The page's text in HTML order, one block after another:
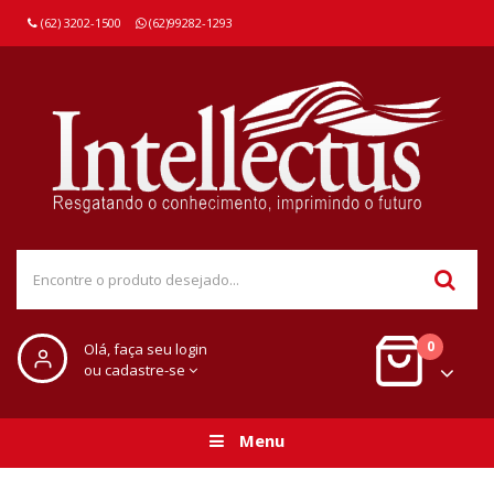
(62) 3202-1500 (62)99282-1293
Olá, faça seu login
ou cadastre-se
0
Menu